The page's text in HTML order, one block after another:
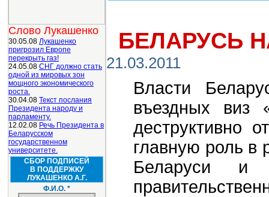
Слово Лукашенко
30.05.08 Лукашенко
пригрозил Европе
перекрыть газ!
24.05.08 СНГ должно стать
одной из мировых зон
мощного экономического
роста.
30.04.08 Текст послания
Президента народу и
парламенту.
12.02.08 Речь Президента в
Беларусском
государственном
университете.
СБОР ПОДПИСЕЙ
В ПОДДЕРЖКУ
ЛУКАШЕНКО А.Г.
Ф.И.О. *
БЕЛАРУСЬ
21.03.2011
Власти
въездных виз
деструктивно
главную роль в
Беларуси и